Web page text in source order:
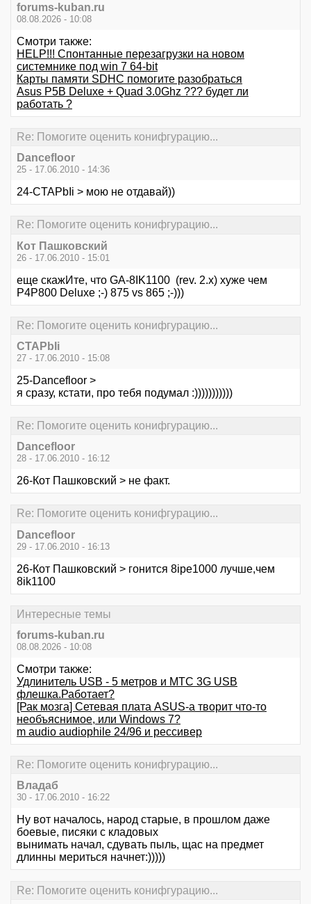
forums-kuban.ru
08.08.2026 - 10:08
Смотри также:
HELP!!! Спонтанные перезагрузки на новом
системнике под win 7 64-bit
Карты памяти SDHC помогите разобраться
Asus P5B Deluxe + Quad 3.0Ghz ??? будет ли
работать ?
Re: Помогите оценить конифгурацию...
Dancefloor
25 - 17.06.2010 - 14:36
24-CTAPbIi > мою не отдавай))
Re: Помогите оценить конифгурацию...
Кот Пашковский
26 - 17.06.2010 - 15:01
еще скажИте, что GA-8IK1100 (rev. 2.x) хуже чем
P4P800 Deluxe ;-) 875 vs 865 ;-)))
Re: Помогите оценить конифгурацию...
CTAPbIi
27 - 17.06.2010 - 15:08
25-Dancefloor >
я сразу, кстати, про тебя подумал :)))))))))))
Re: Помогите оценить конифгурацию...
Dancefloor
28 - 17.06.2010 - 16:12
26-Кот Пашковский > не факт.
Re: Помогите оценить конифгурацию...
Dancefloor
29 - 17.06.2010 - 16:13
26-Кот Пашковский > гонится 8ipe1000 лучше,чем
8ik1100
Интересные темы
forums-kuban.ru
08.08.2026 - 10:08
Смотри также:
Удлинитель USB - 5 метров и МТС 3G USB
флешка.Работает?
[Рак мозга] Сетевая плата ASUS-а творит что-то
необъяснимое, или Windows 7?
m audio audiophile 24/96 и рессивер
Re: Помогите оценить конифгурацию...
Владаб
30 - 17.06.2010 - 16:22
Ну вот началось, народ старые, в прошлом даже
боевые, писяки с кладовых
вынимать начал, сдувать пыль, щас на предмет
длинны мериться начнет:)))))
Re: Помогите оценить конифгурацию...